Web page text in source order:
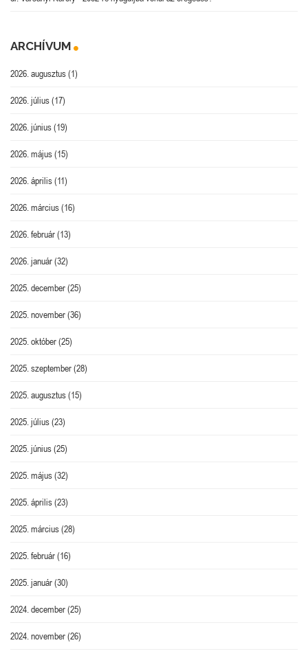
ARCHÍVUM
2026. augusztus(1)
2026. július(17)
2026. június(19)
2026. május(15)
2026. április(11)
2026. március(16)
2026. február(13)
2026. január(32)
2025. december(25)
2025. november(36)
2025. október(25)
2025. szeptember(28)
2025. augusztus(15)
2025. július(23)
2025. június(25)
2025. május(32)
2025. április(23)
2025. március(28)
2025. február(16)
2025. január(30)
2024. december(25)
2024. november(26)